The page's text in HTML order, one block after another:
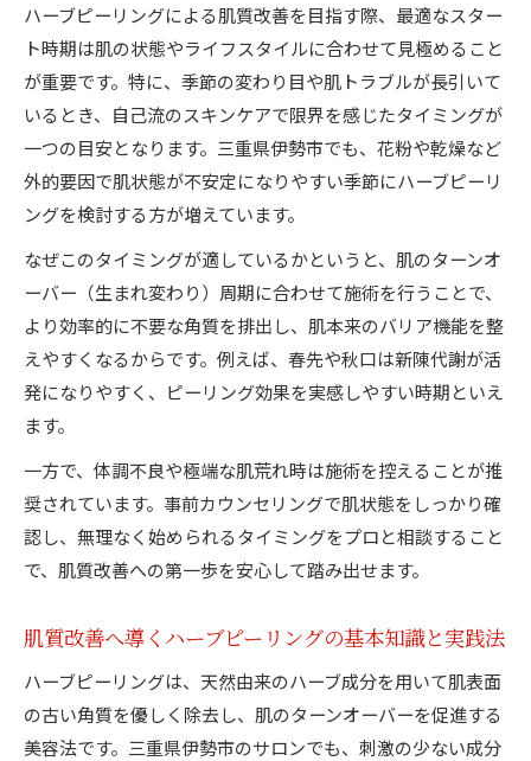
解説
肌質改善を実感するための最適な施術回数とは
ハーブピーリングは何回で肌質改善を感じられ
るか
施術回数ごとに変わる肌質改善の効果を見極め
る方法
立て方
ハーブピーリング後のニキビ発生の理由と対処法
ハーブピーリング後に肌質改善中のニキビが出
る原因
ニキビ発生は肌質改善のサインか見極め方を解
ハーブピーリング後も安心できるニキビ対策法
のポイント
美肌づくりに役立つ施術頻度のポイント解説
ハーブピーリングで肌質改善を促す最適な施術
頻度
ハーブピーリングによる肌質改善を目指す際、最適なスター
ト時期は肌の状態やライフスタイルに合わせて見極めること
が重要です。特に、季節の変わり目や肌トラブルが長引いて
いるとき、自己流のスキンケアで限界を感じたタイミングが
一つの目安となります。三重県伊勢市でも、花粉や乾燥など
外的要因で肌状態が不安定になりやすい季節にハーブピーリ
ングを検討する方が増えています。
なぜこのタイミングが適しているかというと、肌のターンオ
ーバー（生まれ変わり）周期に合わせて施術を行うことで、
より効率的に不要な角質を排出し、肌本来のバリア機能を整
えやすくなるからです。例えば、春先や秋口は新陳代謝が活
発になりやすく、ピーリング効果を実感しやすい時期といえ
ます。
一方で、体調不良や極端な肌荒れ時は施術を控えることが推
奨されています。事前カウンセリングで肌状態をしっかり確
認し、無理なく始められるタイミングをプロと相談すること
で、肌質改善への第一歩を安心して踏み出せます。
肌質改善へ導くハーブピーリングの基本知識と実践法
ハーブピーリングは、天然由来のハーブ成分を用いて肌表面
の古い角質を優しく除去し、肌のターンオーバーを促進する
美容法です。三重県伊勢市のサロンでも、刺激の少ない成分